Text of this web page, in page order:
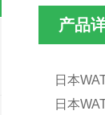
产品
日本
日本